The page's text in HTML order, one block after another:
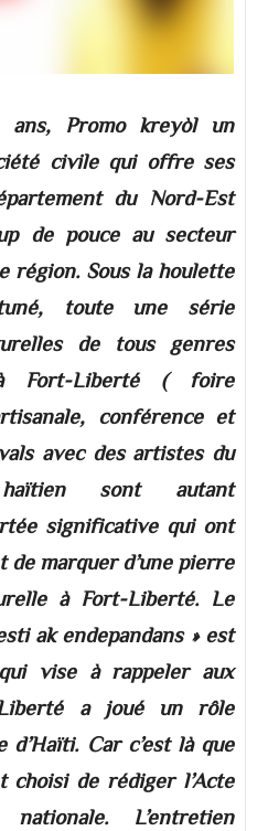
ans, Promo kreyòl un
civile qui offre ses
du Nord-Est
de pouce au secteur
région. Sous la houlette
toute une série
de tous genres
Fort-Liberté ( foire
conférence et
avec des artistes du
sont autant
significative qui ont
marquer d’une pierre
à Fort-Liberté. Le
ak endepandans » est
vise à rappeler aux
a joué un rôle
d’Haïti. Car c’est là que
choisi de rédiger l’Acte
nationale. L’entretien